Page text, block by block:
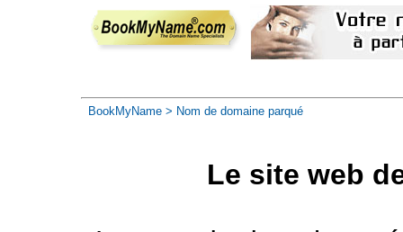
BookMyName > Nom de domaine parqué
Le site web